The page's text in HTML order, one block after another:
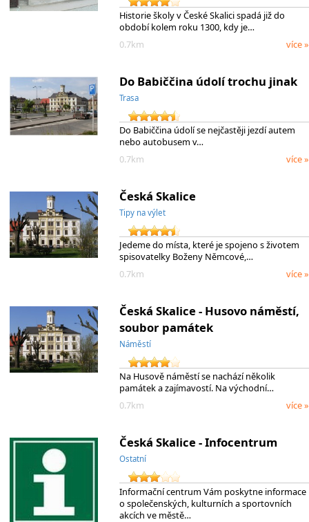
Historie školy v České Skalici spadá již do
období kolem roku 1300, kdy je…
0.7km
více »
Do Babiččina údolí trochu jinak
Trasa
Do Babiččina údolí se nejčastěji jezdí autem
nebo autobusem v…
0.7km
více »
Česká Skalice
Tipy na výlet
Jedeme do místa, které je spojeno s životem
spisovatelky Boženy Němcové,…
0.7km
více »
Česká Skalice - Husovo náměstí,
soubor památek
Náměstí
Na Husově náměstí se nachází několik
památek a zajímavostí. Na východní…
0.7km
více »
Česká Skalice - Infocentrum
Ostatní
Informační centrum Vám poskytne informace
o společenských, kulturních a sportovních
akcích ve městě…